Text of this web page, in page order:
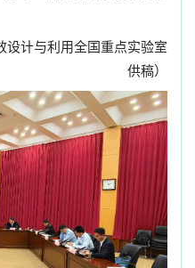
设计与利用全国重点实验室
供稿）